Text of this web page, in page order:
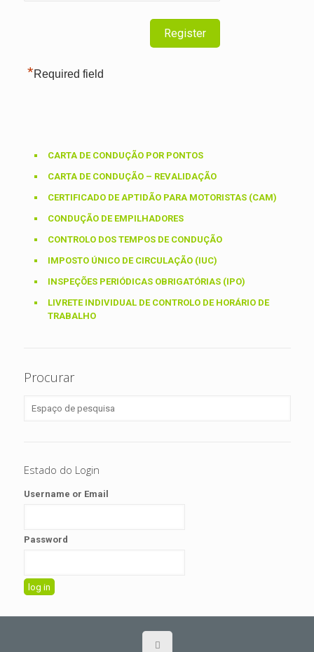
*Required field
CARTA DE CONDUÇÃO POR PONTOS
CARTA DE CONDUÇÃO – REVALIDAÇÃO
CERTIFICADO DE APTIDÃO PARA MOTORISTAS (CAM)
CONDUÇÃO DE EMPILHADORES
CONTROLO DOS TEMPOS DE CONDUÇÃO
IMPOSTO ÚNICO DE CIRCULAÇÃO (IUC)
INSPEÇÕES PERIÓDICAS OBRIGATÓRIAS (IPO)
LIVRETE INDIVIDUAL DE CONTROLO DE HORÁRIO DE
TRABALHO
Procurar
Estado do Login
Username or Email
Password